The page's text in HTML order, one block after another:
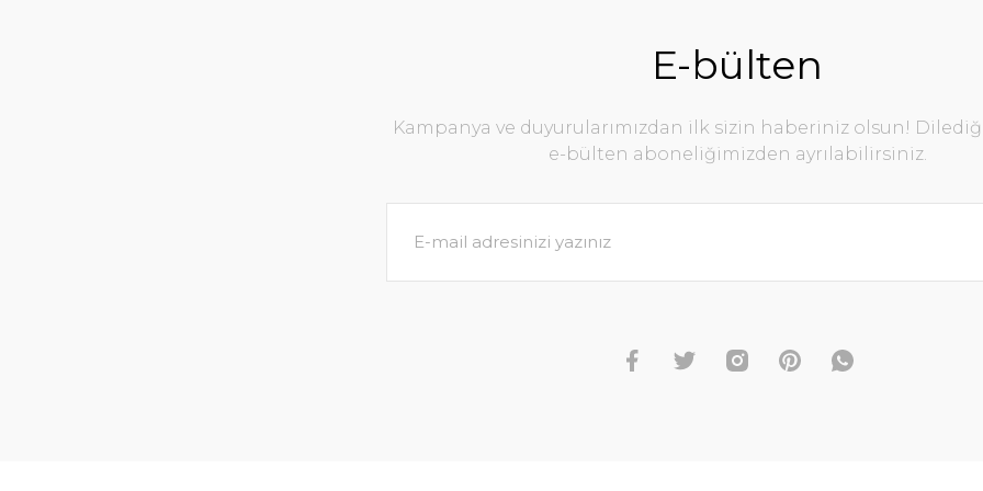
E-bülten
Kampanya ve duyurularımızdan ilk sizin haberiniz olsun!
e-bülten aboneliğimizden ayrılabilirsiniz.